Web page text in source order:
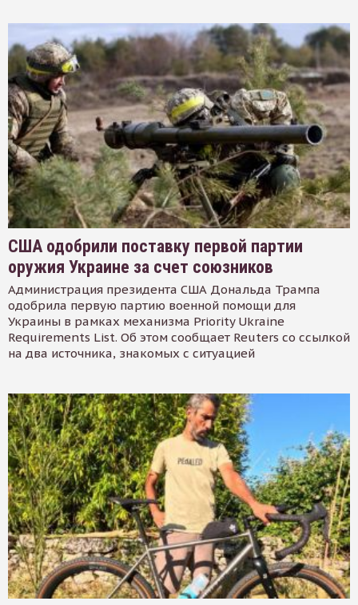
США одобрили поставку первой партии
оружия Украине за счет союзников
Администрация президента США Дональда Трампа
одобрила первую партию военной помощи для
Украины в рамках механизма Priority Ukraine
Requirements List. Об этом сообщает Reuters со ссылкой
на два источника, знакомых с ситуацией